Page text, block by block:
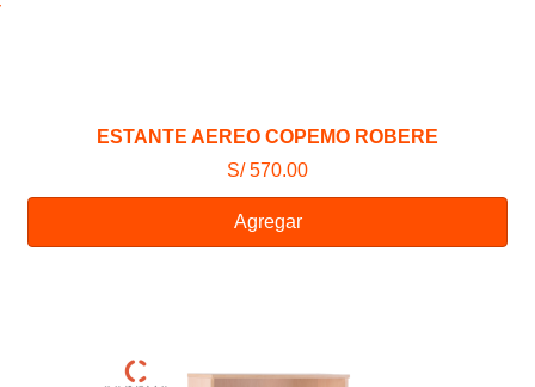
ESTANTE AEREO COPEMO ROBERE
S/ 570.00
Agregar